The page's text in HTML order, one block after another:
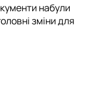
набули
зміни для